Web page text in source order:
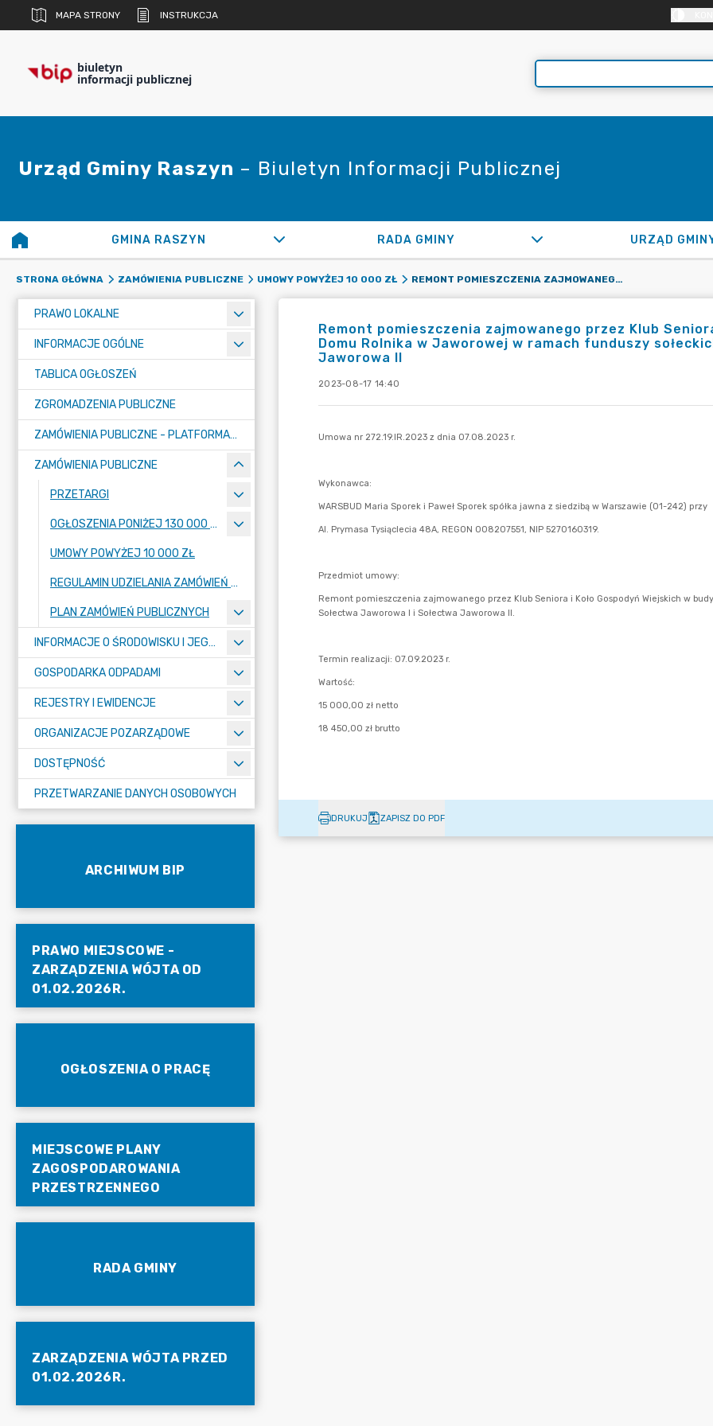
MAPA STRONY INSTRUKCJA
biuletyn
informacji publicznej
Urząd Gminy Raszyn – Biuletyn Informacji Publicznej
GMINA RASZYN RADA GMINY URZĄD
STRONA GŁÓWNA ZAMÓWIENIA PUBLICZNE UMOWY POWYŻEJ 10 000 ZŁ REMONT POMIESZCZENIA ZAJMOWANEGO PRZEZ KLUB SENIORA I KOŁO GOSPODYŃ WIEJSKICH W BUDYNKU DOMU ROLNIKA W JAWOROWEJ W RAMACH FUNDUSZY SOŁECKICH SOŁECTWA JAWOROWA I I SOŁECTWA JAWOROWA II
PRAWO LOKALNE
INFORMACJE OGÓLNE
TABLICA OGŁOSZEŃ
ZGROMADZENIA PUBLICZNE
ZAMÓWIENIA PUBLICZNE - PLATFORMA ZAKUPOWA (OD 01.05.2025R.)
ZAMÓWIENIA PUBLICZNE
PRZETARGI
OGŁOSZENIA PONIŻEJ 130 000 ZŁ
UMOWY POWYŻEJ 10 000 ZŁ
REGULAMIN UDZIELANIA ZAMÓWIEŃ PUBLICZNYCH
PLAN ZAMÓWIEŃ PUBLICZNYCH
INFORMACJE O ŚRODOWISKU I JEGO OCHRONIE
GOSPODARKA ODPADAMI
REJESTRY I EWIDENCJE
ORGANIZACJE POZARZĄDOWE
DOSTĘPNOŚĆ
PRZETWARZANIE DANYCH OSOBOWYCH
ARCHIWUM BIP
PRAWO MIEJSCOWE -
ZARZĄDZENIA WÓJTA OD
01.02.2026R.
OGŁOSZENIA O PRACĘ
MIEJSCOWE PLANY
ZAGOSPODAROWANIA
PRZESTRZENNEGO
RADA GMINY
ZARZĄDZENIA WÓJTA PRZED
01.02.2026R.
Remont pomieszczenia zajmowanego przez Klub
Domu Rolnika w Jaworowej w ramach funduszy
Jaworowa II
2023-08-17 14:40
DRUKUJ ZAPISZ DO PDF